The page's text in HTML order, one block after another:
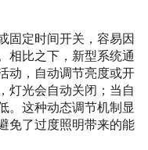
固定时间开关，容易因
相比之下，新型系统通
动，自动调节亮度或开
灯光会自动关闭；当自
。这种动态调节机制显
免了过度照明带来的能